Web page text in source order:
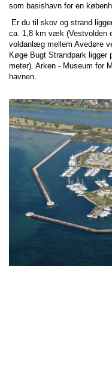
som basishavn for en
Er du til skov og strand
ca. 1,8 km væk (Vestvolden
voldanlæg mellem Avedøre
Køge Bugt Strandpark
meter). Arken - Museum for
havnen.